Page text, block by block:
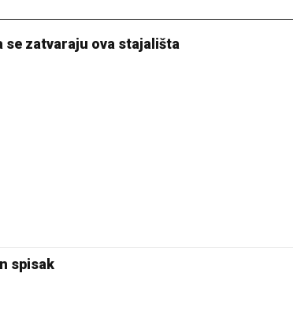
se zatvaraju ova stajališta
spisak